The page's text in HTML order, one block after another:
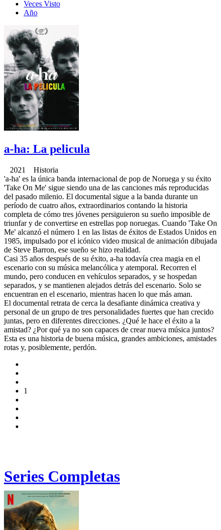
Veces Visto
Año
a-ha: La pelicula
2021 Historia
'a-ha' es la única banda internacional de pop de Noruega y su éxito
'Take On Me' sigue siendo una de las canciones más reproducidas
del pasado milenio. El documental sigue a la banda durante un
período de cuatro años, extraordinarios contando la historia
completa de cómo tres jóvenes persiguieron su sueño imposible de
triunfar y de convertirse en estrellas pop noruegas. Cuando 'Take On
Me' alcanzó el número 1 en las listas de éxitos de Estados Unidos en
1985, impulsado por el icónico video musical de animación dibujada
de Steve Barron, ese sueño se hizo realidad.
Casi 35 años después de su éxito, a-ha todavía crea magia en el
escenario con su música melancólica y atemporal. Recorren el
mundo, pero conducen en vehículos separados, y se hospedan
separados, y se mantienen alejados detrás del escenario. Solo se
encuentran en el escenario, mientras hacen lo que más aman.
El documental retrata de cerca la desafiante dinámica creativa y
personal de un grupo de tres personalidades fuertes que han crecido
juntas, pero en diferentes direcciones. ¿Qué le hace el éxito a la
amistad? ¿Por qué ya no son capaces de crear nueva música juntos?
Esta es una historia de buena música, grandes ambiciones, amistades
rotas y, posiblemente, perdón.
1
Series Completas